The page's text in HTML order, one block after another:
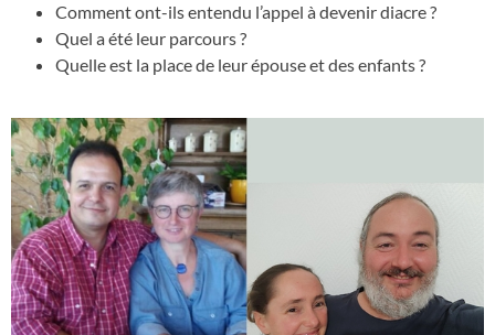
Comment ont-ils entendu l’appel à devenir diacre ?
Quel a été leur parcours ?
Quelle est la place de leur épouse et des enfants ?